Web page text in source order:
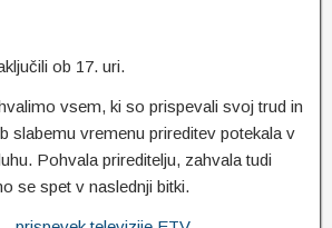
ob 17. uri.
vsem, ki so prispevali svoj trud in
slabemu vremenu prireditev potekala v
Pohvala prireditelju, zahvala tudi
se spet v naslednji bitki.